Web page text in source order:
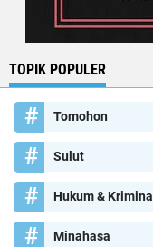
TOPIK POPULER
Tomohon
Sulut
Hukum & Kriminal
Minahasa